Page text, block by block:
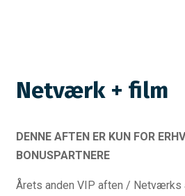
Netværk + film
DENNE AFTEN ER KUN FOR
BONUSPARTNERE
Årets anden VIP aften / Netværks